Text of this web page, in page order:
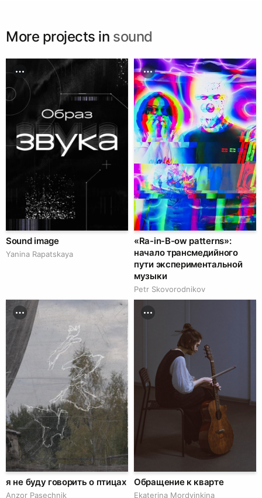
More projects in sound
Sound image
Yanina Rapatskaya
«Ra-in-B-ow patterns»:
начало трансмедийного
пути экспериментальной
музыки
Petr Skovorodnikov
я не буду говорить о птицах
Anzor Pasechnik
Обращение к кварте
Ekaterina Mordvinkina